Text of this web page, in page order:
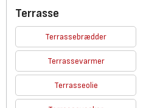
Terrasse
Terrassebrædder
Terrassevarmer
Terrasseolie